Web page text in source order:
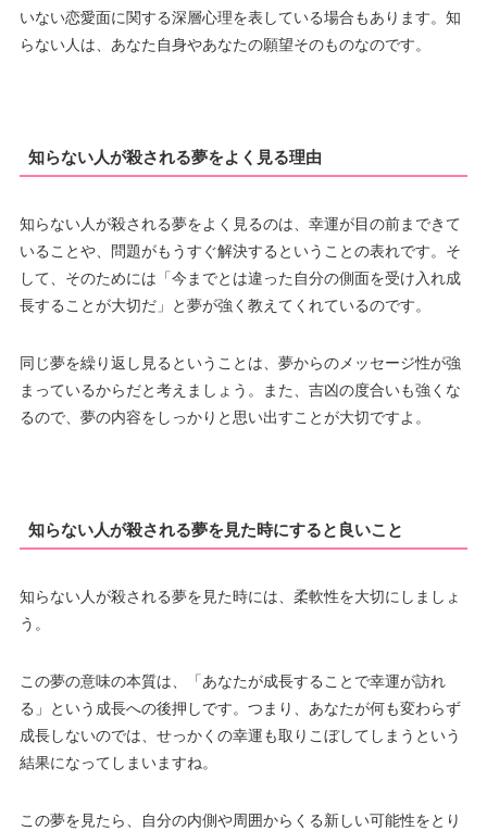
いない恋愛面に関する深層心理を表している場合もあります。知
らない人は、あなた自身やあなたの願望そのものなのです。
知らない人が殺される夢をよく見る理由
知らない人が殺される夢をよく見るのは、幸運が目の前まできて
いることや、問題がもうすぐ解決するということの表れです。そ
して、そのためには「今までとは違った自分の側面を受け入れ成
長することが大切だ」と夢が強く教えてくれているのです。
同じ夢を繰り返し見るということは、夢からのメッセージ性が強
まっているからだと考えましょう。また、吉凶の度合いも強くな
るので、夢の内容をしっかりと思い出すことが大切ですよ。
知らない人が殺される夢を見た時にすると良いこと
知らない人が殺される夢を見た時には、柔軟性を大切にしましょ
う。
この夢の意味の本質は、「あなたが成長することで幸運が訪れ
る」という成長への後押しです。つまり、あなたが何も変わらず
成長しないのでは、せっかくの幸運も取りこぼしてしまうという
結果になってしまいますね。
この夢を見たら、自分の内側や周囲からくる新しい可能性をとり